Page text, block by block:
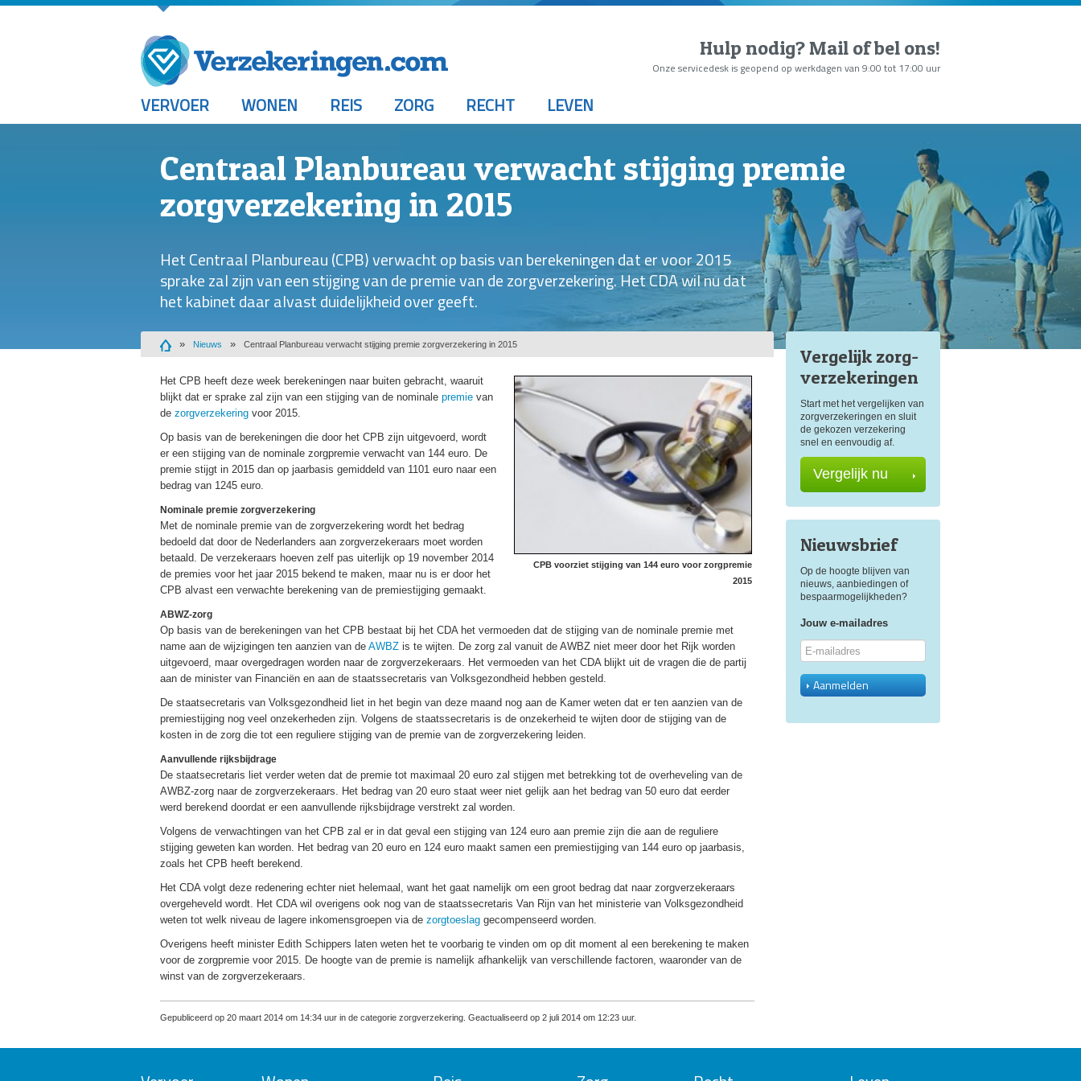
Hulp nodig?Mail of bel ons!
Onze servicedesk is geopend op werkdagen van 9:00 tot 17:00 uur
VERVOER WONEN REIS ZORG RECHT LEVEN
Centraal Planbureau verwacht stijging premie
zorgverzekering in 2015
Het Centraal Planbureau (CPB) verwacht op basis van berekeningen dat er voor 2015
sprake zal zijn van een stijging van de premie van de zorgverzekering. Het CDA wil nu dat
het kabinet daar alvast duidelijkheid over geeft.
Nieuws Centraal Planbureau verwacht stijging premie zorgverzekering in 2015
CPB voorziet stijging van 144 euro voor zorgpremie
2015
Het CPB heeft deze week berekeningen naar buiten gebracht, waaruit
blijkt dat er sprake zal zijn van een stijging van de nominale premie van
de zorgverzekering voor 2015.
Op basis van de berekeningen die door het CPB zijn uitgevoerd, wordt
er een stijging van de nominale zorgpremie verwacht van 144 euro. De
premie stijgt in 2015 dan op jaarbasis gemiddeld van 1101 euro naar een
bedrag van 1245 euro.
Nominale premie zorgverzekering
Met de nominale premie van de zorgverzekering wordt het bedrag
bedoeld dat door de Nederlanders aan zorgverzekeraars moet worden
betaald. De verzekeraars hoeven zelf pas uiterlijk op 19 november 2014
de premies voor het jaar 2015 bekend te maken, maar nu is er door het
CPB alvast een verwachte berekening van de premiestijging gemaakt.
ABWZ-zorg
Op basis van de berekeningen van het CPB bestaat bij het CDA het vermoeden dat de stijging van de nominale premie met
name aan de wijzigingen ten aanzien van de AWBZ is te wijten. De zorg zal vanuit de AWBZ niet meer door het Rijk worden
uitgevoerd, maar overgedragen worden naar de zorgverzekeraars. Het vermoeden van het CDA blijkt uit de vragen die de partij
aan de minister van Financiën en aan de staatssecretaris van Volksgezondheid hebben gesteld.
De staatsecretaris van Volksgezondheid liet in het begin van deze maand nog aan de Kamer weten dat er ten aanzien van de
premiestijging nog veel onzekerheden zijn. Volgens de staatssecretaris is de onzekerheid te wijten door de stijging van de
kosten in de zorg die tot een reguliere stijging van de premie van de zorgverzekering leiden.
Aanvullende rijksbijdrage
De staatsecretaris liet verder weten dat de premie tot maximaal 20 euro zal stijgen met betrekking tot de overheveling van de
AWBZ-zorg naar de zorgverzekeraars. Het bedrag van 20 euro staat weer niet gelijk aan het bedrag van 50 euro dat eerder
werd berekend doordat er een aanvullende rijksbijdrage verstrekt zal worden.
Volgens de verwachtingen van het CPB zal er in dat geval een stijging van 124 euro aan premie zijn die aan de reguliere
stijging geweten kan worden. Het bedrag van 20 euro en 124 euro maakt samen een premiestijging van 144 euro op jaarbasis,
zoals het CPB heeft berekend.
Het CDA volgt deze redenering echter niet helemaal, want het gaat namelijk om een groot bedrag dat naar zorgverzekeraars
overgeheveld wordt. Het CDA wil overigens ook nog van de staatssecretaris Van Rijn van het ministerie van Volksgezondheid
weten tot welk niveau de lagere inkomensgroepen via de zorgtoeslag gecompenseerd worden.
Overigens heeft minister Edith Schippers laten weten het te voorbarig te vinden om op dit moment al een berekening te maken
voor de zorgpremie voor 2015. De hoogte van de premie is namelijk afhankelijk van verschillende factoren, waaronder van de
winst van de zorgverzekeraars.
Gepubliceerd op 20 maart 2014 om 14:34 uur in de categorie zorgverzekering. Geactualiseerd op 2 juli 2014 om 12:23 uur.
Vergelijk zorg-
verzekeringen
Start met het vergelijken van
zorgverzekeringen en sluit
de gekozen verzekering
snel en eenvoudig af.
Vergelijk nu
Nieuwsbrief
Op de hoogte blijven van
nieuws, aanbiedingen of
bespaarmogelijkheden?
Jouw e-mailadres
Aanmelden